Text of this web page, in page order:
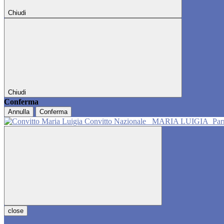
Chiudi
Chiudi
Conferma
Annulla Conferma
Convitto Nazionale MARIA LUIGIA
close